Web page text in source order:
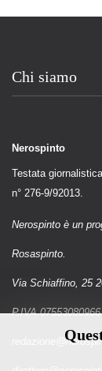
Chi siamo
Nerospinto
Testata
n° 276-9/92013.
Nerospinto è un
Rosaspinto.
Via Schiaffino, 25
P.IVA 07553080966